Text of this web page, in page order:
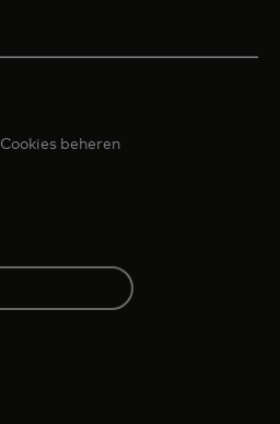
Cookies beheren